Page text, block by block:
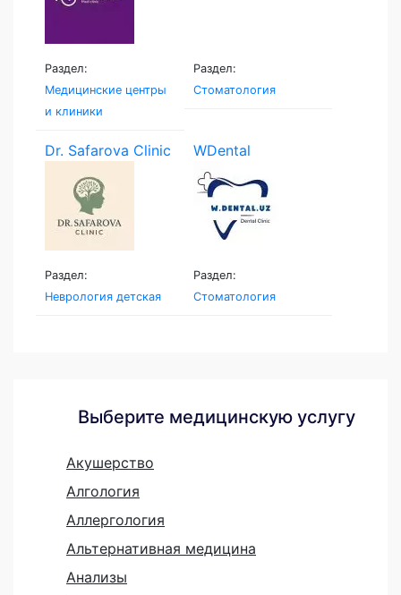
Раздел:
Медицинские центры
и клиники
Раздел:
Стоматология
Dr. Safarova Clinic
Раздел:
Неврология детская
WDental
Раздел:
Стоматология
Выберите медицинскую услугу
Акушерство
Алгология
Аллергология
Альтернативная медицина
Анализы